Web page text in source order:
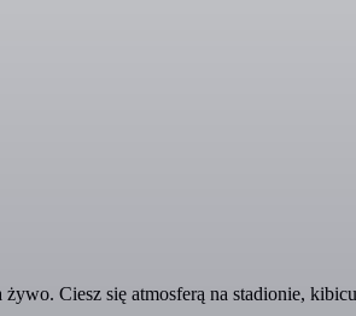
Ciesz się atmosferą na stadionie,